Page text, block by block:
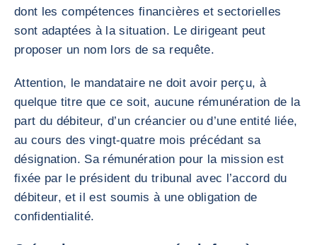
dont les compétences financières et sectorielles
sont adaptées à la situation. Le dirigeant peut
proposer un nom lors de sa requête.
Attention, le mandataire ne doit avoir perçu, à
quelque titre que ce soit, aucune rémunération de la
part du débiteur, d’un créancier ou d’une entité liée,
au cours des vingt-quatre mois précédant sa
désignation. Sa rémunération pour la mission est
fixée par le président du tribunal avec l’accord du
débiteur, et il est soumis à une obligation de
confidentialité.